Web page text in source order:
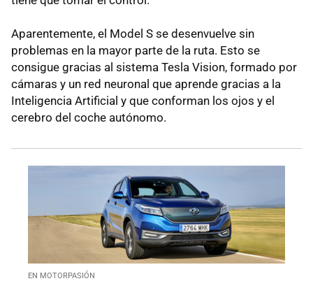
Aparentemente, el Model S se desenvuelve sin
problemas en la mayor parte de la ruta. Esto se
consigue gracias al sistema Tesla Vision, formado por
cámaras y un red neuronal que aprende gracias a la
Inteligencia Artificial y que conforman los ojos y el
cerebro del coche autónomo.
EN MOTORPASIÓN